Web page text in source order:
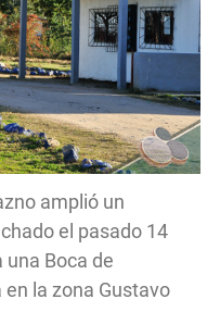
amplió un
el pasado 14
una Boca de
la zona Gustavo